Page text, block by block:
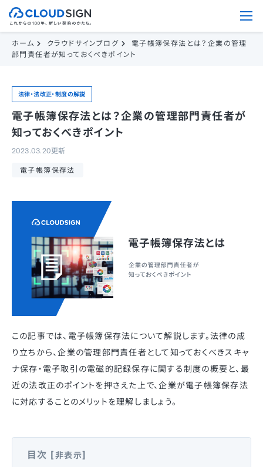
ホーム クラウドサインブログ
電子帳簿保存法とは？企業の管理
部門責任者が知っておくべきポイント
法律・法改正・制度の解説
電子帳簿保存法とは？企業の管理部門責任者が
知っておくべきポイント
2023.03.20更新
電子帳簿保存法
この記事では、電子帳簿保存法について解説します。法律の成
り立ちから、企業の管理部門責任者として知っておくべきスキャ
ナ保存・電子取引の電磁的記録保存に関する制度の概要と、最
近の法改正のポイントを押さえた上で、企業が電子帳簿保存法
に対応することのメリットを理解しましょう。
目次 [非表示]